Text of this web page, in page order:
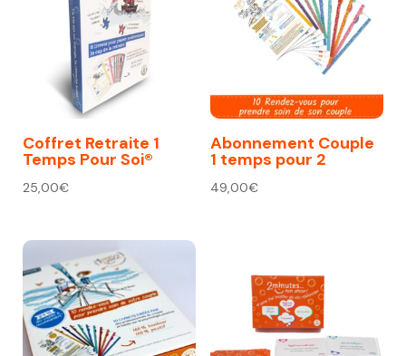
Coffret Retraite 1
Temps Pour Soi®
25,00€
Abonnement Couple
1 temps pour 2
49,00€